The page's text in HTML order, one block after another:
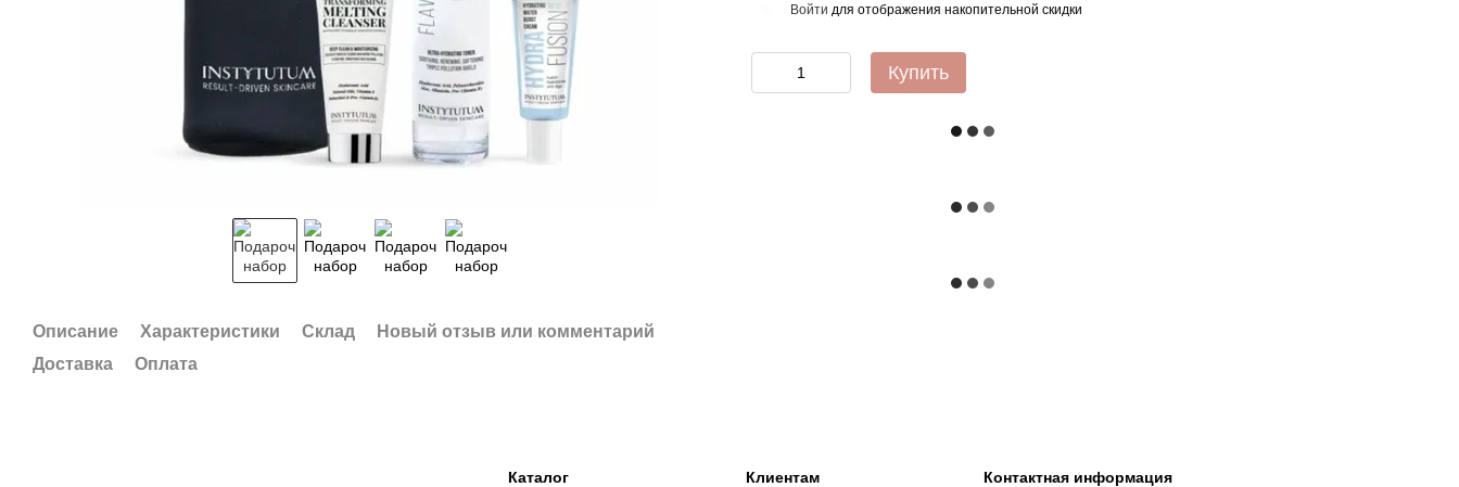
Описание Характеристики Склад
Новый отзыв или комментарий
Доставка
Оплата
Войти для отображения накопительной скидки
Купить
Каталог Клиентам Контактная информация